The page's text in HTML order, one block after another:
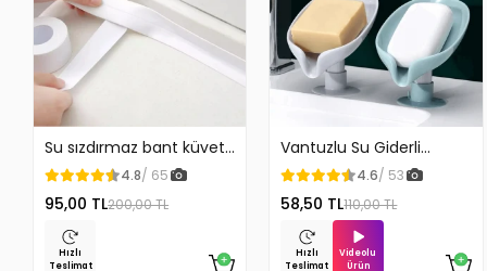
Su sızdırmaz bant küvet
Tezgah tamir bandı
4.8/ 65
95,00 TL200,00 TL
Hızlı
Teslimat
Vantuzlu Su Giderli
Sabunluk Kaymaz
4.6/ 53
58,50 TL110,00 TL
Hızlı
Teslimat
Videolu
Ürün